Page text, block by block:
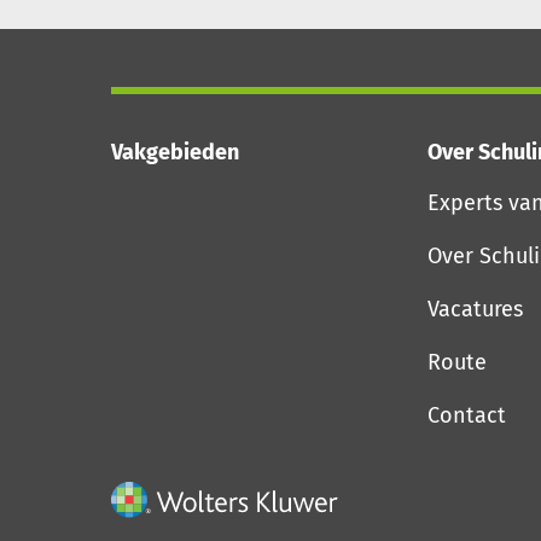
Vakgebieden
Over
Experts
Over
Vacatures
Route
Contact